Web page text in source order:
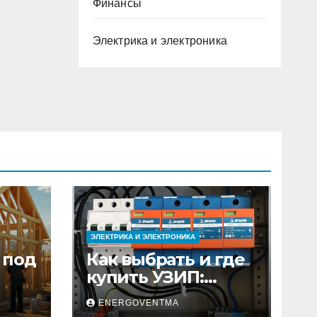
Финансы
Электрика и электроника
под
ЭЛЕКТРИКА И ЭЛЕКТРОНИКА
Как выбрать и где
купить УЗИП:
особенности
устройств защиты
ENERGOVENTMA